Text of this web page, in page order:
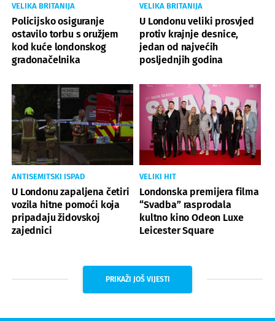
VELIKA BRITANIJA
Policijsko osiguranje
ostavilo torbu s oružjem
kod kuće londonskog
gradonačelnika
VELIKA BRITANIJA
U Londonu veliki prosvjed
protiv krajnje desnice,
jedan od najvećih
posljednjih godina
ANTISEMITSKI ISPAD
U Londonu zapaljena četiri
vozila hitne pomoći koja
pripadaju židovskoj
zajednici
VELIKI HIT
Londonska premijera filma
“Svadba” rasprodala
kultno kino Odeon Luxe
Leicester Square
PRIKAŽI JOŠ VIJESTI